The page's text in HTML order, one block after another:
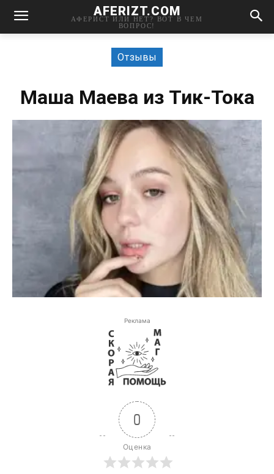
AFERIZT.COM
АФЕРИСТ ИЛИ НЕТ? ВОТ В ЧЕМ
ВОПРОС!
Отзывы
Маша Маева из Тик-Тока
Реклама
0
Оценка